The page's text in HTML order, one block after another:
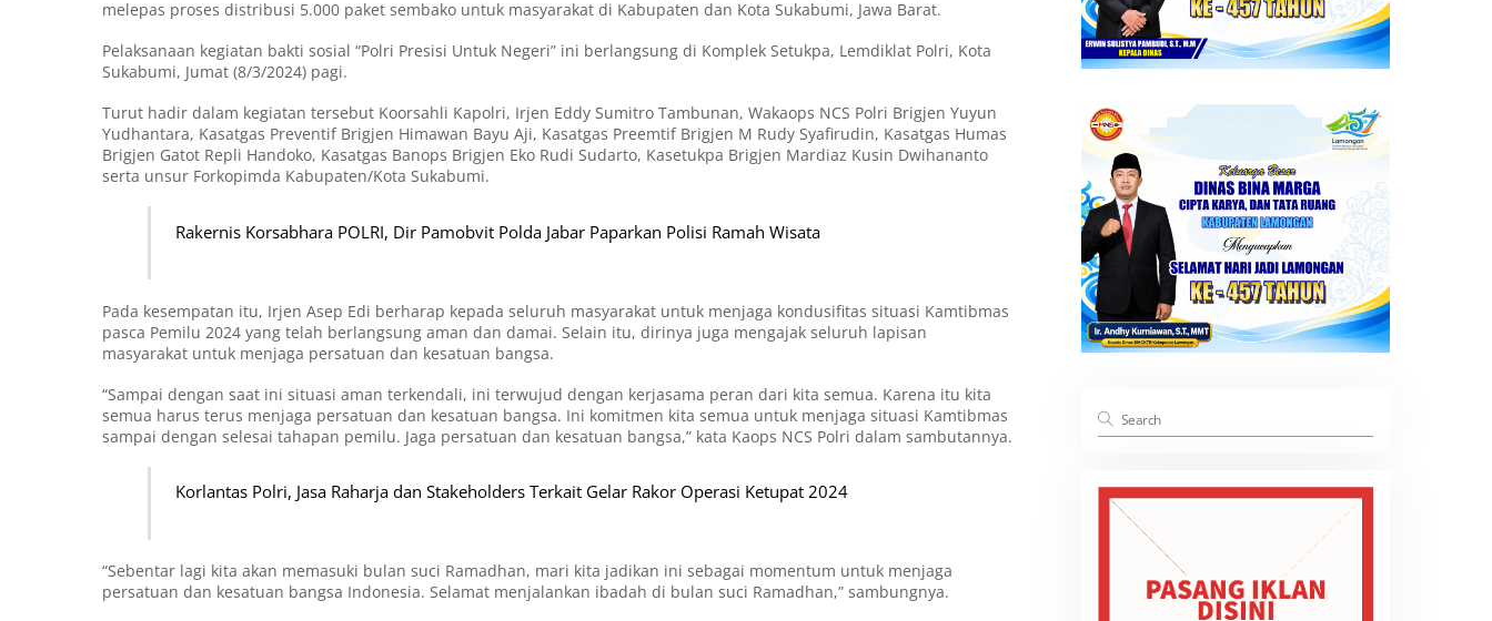
melepas proses distribusi 5.000 paket sembako untuk masyarakat di Kabupaten dan Kota Sukabumi, Jawa Barat.
Pelaksanaan kegiatan bakti sosial “Polri Presisi Untuk Negeri” ini berlangsung di Komplek Setukpa, Lemdiklat Polri, Kota
Sukabumi, Jumat (8/3/2024) pagi.
Turut hadir dalam kegiatan tersebut Koorsahli Kapolri, Irjen Eddy Sumitro Tambunan, Wakaops NCS Polri Brigjen Yuyun
Yudhantara, Kasatgas Preventif Brigjen Himawan Bayu Aji, Kasatgas Preemtif Brigjen M Rudy Syafirudin, Kasatgas Humas
Brigjen Gatot Repli Handoko, Kasatgas Banops Brigjen Eko Rudi Sudarto, Kasetukpa Brigjen Mardiaz Kusin Dwihananto
serta unsur Forkopimda Kabupaten/Kota Sukabumi.
Rakernis Korsabhara POLRI, Dir Pamobvit Polda Jabar Paparkan Polisi Ramah Wisata
Pada kesempatan itu, Irjen Asep Edi berharap kepada seluruh masyarakat untuk menjaga kondusifitas situasi Kamtibmas
pasca Pemilu 2024 yang telah berlangsung aman dan damai. Selain itu, dirinya juga mengajak seluruh lapisan
masyarakat untuk menjaga persatuan dan kesatuan bangsa.
“Sampai dengan saat ini situasi aman terkendali, ini terwujud dengan kerjasama peran dari kita semua. Karena itu kita
semua harus terus menjaga persatuan dan kesatuan bangsa. Ini komitmen kita semua untuk menjaga situasi Kamtibmas
sampai dengan selesai tahapan pemilu. Jaga persatuan dan kesatuan bangsa,” kata Kaops NCS Polri dalam sambutannya.
Korlantas Polri, Jasa Raharja dan Stakeholders Terkait Gelar Rakor Operasi Ketupat 2024
“Sebentar lagi kita akan memasuki bulan suci Ramadhan, mari kita jadikan ini sebagai momentum untuk menjaga
persatuan dan kesatuan bangsa Indonesia. Selamat menjalankan ibadah di bulan suci Ramadhan,” sambungnya.